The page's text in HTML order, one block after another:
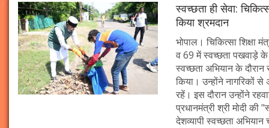
स्वच्छता ही सेवा:
किया श्रमदान
भोपाल। चिकित्सा शिक्षा
व 69 में स्वच्छता पखवाड़े के
स्वच्छता अभियान के
किया। उन्होंने नागरिकों
रहें। इस दौरान उन्होंने
प्रधानमंत्री श्री मोदी
देशव्यापी स्वच्छता अभियान